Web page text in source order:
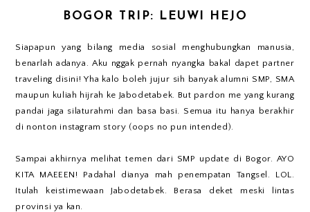
BOGOR TRIP: LEUWI HEJO
Siapapun yang bilang media sosial menghubungkan manusia,
benarlah adanya. Aku nggak pernah nyangka bakal dapet partner
traveling disini! Yha kalo boleh jujur sih banyak alumni SMP, SMA
maupun kuliah hijrah ke Jabodetabek. But pardon me yang kurang
pandai jaga silaturahmi dan basa basi. Semua itu hanya berakhir
di nonton instagram story (oops no pun intended).
Sampai akhirnya melihat temen dari SMP update di Bogor. AYO
KITA MAEEEN! Padahal dianya mah penempatan Tangsel. LOL.
Itulah keistimewaan Jabodetabek. Berasa deket meski lintas
provinsi ya kan.